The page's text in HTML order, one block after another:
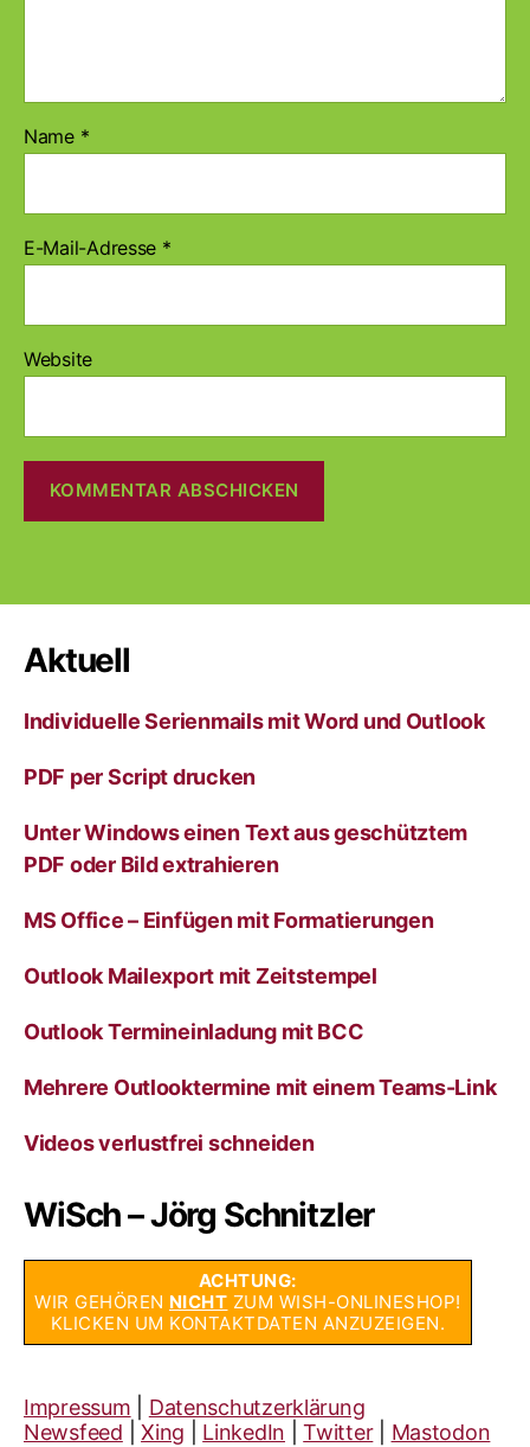
Name *
E-Mail-Adresse *
Website
t
r
n
v
Aktuell
Individuelle Serienmails mit Word und Outlook
PDF per Script drucken
Unter Windows einen Text aus geschütztem
PDF oder Bild extrahieren
MS Office – Einfügen mit Formatierungen
Outlook Mailexport mit Zeitstempel
Outlook Termineinladung mit BCC
Mehrere Outlooktermine mit einem Teams-Link
Videos verlustfrei schneiden
WiSch – Jörg Schnitzler
ACHTUNG:
WIR GEHÖREN NICHT ZUM WISH-ONLINESHOP!
KLICKEN UM KONTAKTDATEN ANZUZEIGEN.
Impressum
Datenschutzerklärung
Newsfeed |Xing LinkedIn |Twitter Mastodon